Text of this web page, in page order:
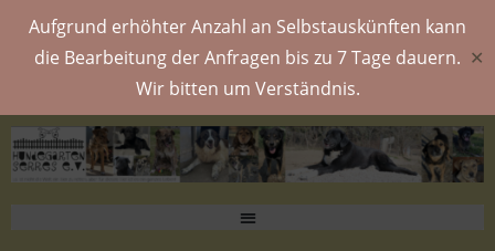
Aufgrund erhöhter Anzahl an Selbstauskünften kann
die Bearbeitung der Anfragen bis zu 7 Tage dauern.
Wir bitten um Verständnis.
✕